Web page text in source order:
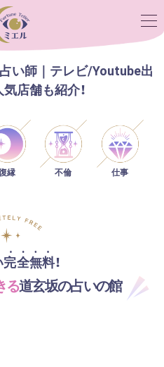
い師｜テレビ/Youtube出
店舗も紹介！
縁 不倫 仕事
全無料！
る道玄坂の占いの館